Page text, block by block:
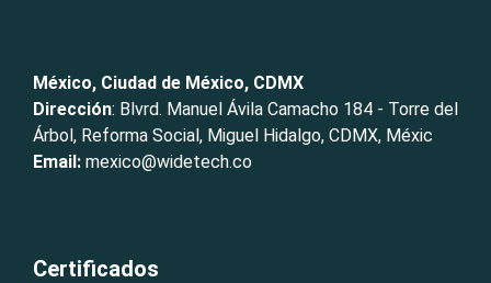
México, Ciudad de México, CDMX
Dirección: Blvrd. Manuel Ávila Camacho 184 - Torre del
Árbol, Reforma Social, Miguel Hidalgo, CDMX, Méxic
Email: mexico@widetech.co
Certificados